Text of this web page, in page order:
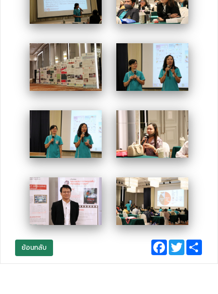
ย้อนกลับ Facebook
Twitter